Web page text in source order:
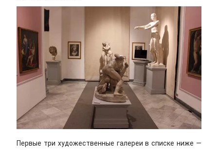
Первые три художественные галереи в списке ниже —